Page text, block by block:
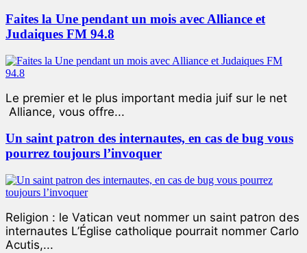
Faites la Une pendant un mois avec Alliance et
Judaiques FM 94.8
Le premier et le plus important media juif sur le net
Alliance, vous offre...
Un saint patron des internautes, en cas de bug vous
pourrez toujours l’invoquer
Religion : le Vatican veut nommer un saint patron des
internautes L’Église catholique pourrait nommer Carlo
Acutis,...